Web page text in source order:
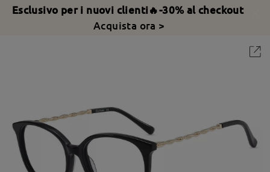
Esclusivo per i nuovi clienti🔥-30% al checkout
Acquista ora >